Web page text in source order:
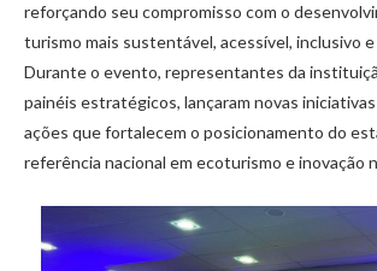
reforçando seu compromisso com o
turismo mais sustentável, acessível, inclusivo
Durante o evento, representantes da
painéis estratégicos, lançaram novas
ações que fortalecem o posicionamento do
referência nacional em ecoturismo e inovação